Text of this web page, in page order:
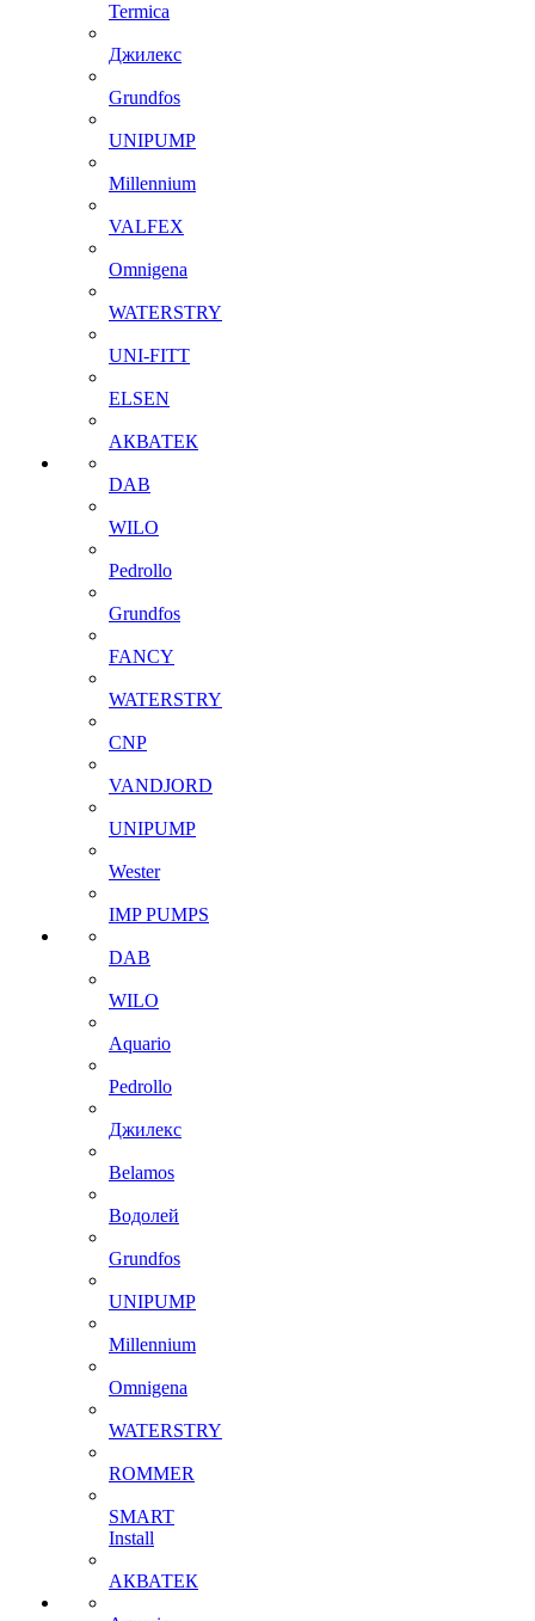
Termica
Джилекс
Grundfos
UNIPUMP
Millennium
VALFEX
Omnigena
WATERSTRY
UNI-FITT
ELSEN
АКВАТЕК
DAB
WILO
Pedrollo
Grundfos
FANCY
WATERSTRY
CNP
VANDJORD
UNIPUMP
Wester
IMP PUMPS
DAB
WILO
Aquario
Pedrollo
Джилекс
Belamos
Водолей
Grundfos
UNIPUMP
Millennium
Omnigena
WATERSTRY
ROMMER
SMART
Install
АКВАТЕК